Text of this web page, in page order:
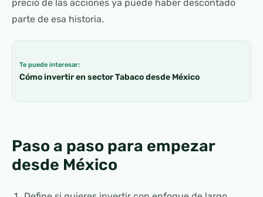
precio de las acciones ya puede haber descontado
parte de esa historia.
Te puede interesar:
Cómo invertir en sector Tabaco desde México
Paso a paso para empezar
desde México